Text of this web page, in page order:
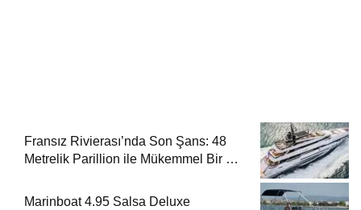
Fransız Rivierası’nda Son Şans: 48
Metrelik Parillion ile Mükemmel Bir Yat
Marinboat 4.95 Salsa Deluxe